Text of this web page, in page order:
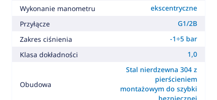
Wykonanie manometru
ekscentryczne
Przyłącze
G1/2B
Zakres ciśnienia
-1÷5 bar
Klasa dokładności
1,0
Obudowa
Stal nierdzewna 304 z
pierścieniem
montażowym do szybki